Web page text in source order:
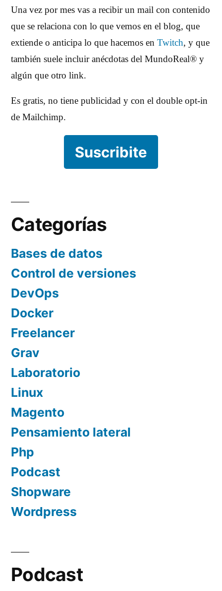
Una vez por mes vas a recibir un mail con contenido
que se relaciona con lo que vemos en el blog, que
extiende o anticipa lo que hacemos en Twitch, y que
también suele incluir anécdotas del MundoReal® y
algún que otro link.
Es gratis, no tiene publicidad y con el double opt-in
de Mailchimp.
Suscribite
Categorías
Bases de datos
Control de versiones
DevOps
Docker
Freelancer
Grav
Laboratorio
Linux
Magento
Pensamiento lateral
Php
Podcast
Shopware
Wordpress
Podcast